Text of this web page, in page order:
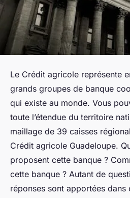
Le Crédit agricole représente
grands groupes de banque
qui existe au monde. Vous
toute l’étendue du territoire
maillage de 39 caisses
Crédit agricole Guadeloupe.
proposent cette banque ?
cette banque ? Autant de
réponses sont apportées dans